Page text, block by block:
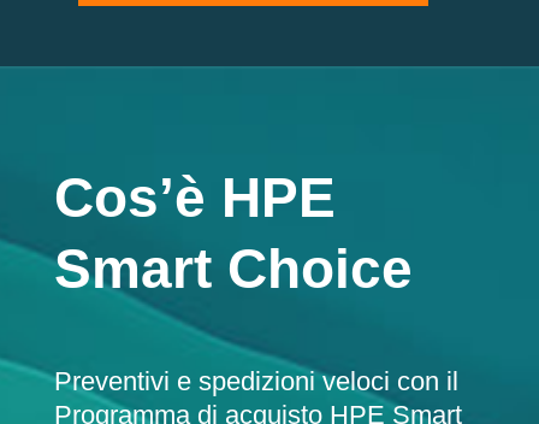
Cos’è HPE
Smart Choice
Preventivi e spedizioni veloci con il
Programma di acquisto HPE Smart